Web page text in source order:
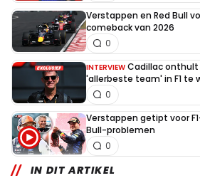
Verstappen en Red Bull
comeback van 2026
0
INTERVIEW Cadillac
'allerbeste team' in F1 te
0
Verstappen getipt voor
Bull-problemen
0
IN DIT ARTIKEL